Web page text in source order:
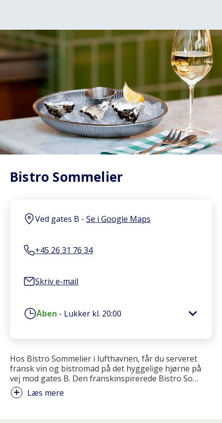
Bistro Sommelier
Ved gates B - Se i Google Maps
+45 26 31 76 34
Skriv e-mail
Åben - Lukker kl. 20:00
Hos Bistro Sommelier i lufthavnen, får du serveret
fransk vin og bistromad på det hyggelige hjørne på
vej mod gates B. Den franskinspirerede Bistro So…
Læs mere